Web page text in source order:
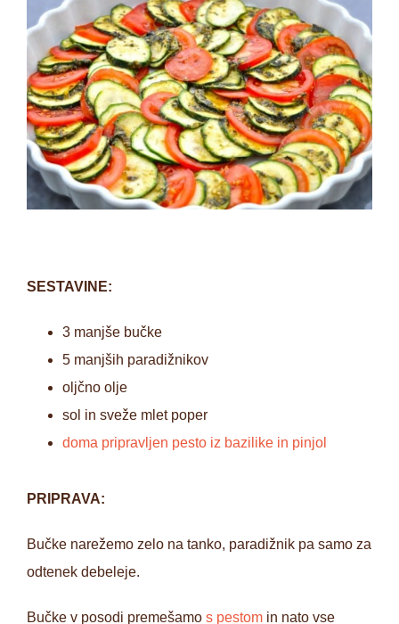
SESTAVINE:
3 manjše bučke
5 manjših paradižnikov
oljčno olje
sol in sveže mlet poper
doma pripravljen pesto iz bazilike in pinjol
PRIPRAVA:
Bučke narežemo zelo na tanko, paradižnik pa samo za
odtenek debeleje.
Bučke v posodi premešamo s pestom in nato vse